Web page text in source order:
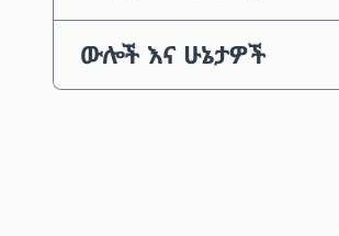
ውሎች እና ሁኔታዎች